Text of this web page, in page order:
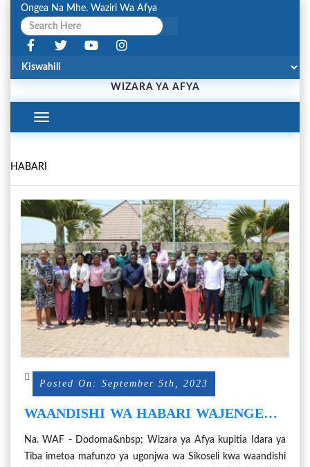
Ongea Na Mhe. Waziri Wa Afya
WIZARA YA AFYA
Toggle
Navigation
HABARI
Posted On: September 5th, 2023
WAANDISHI WA HABARI WAJENGEWA
SIKOSELI
Na. WAF - Dodoma&nbsp; Wizara ya Afya kupitia Idara ya
Tiba imetoa mafunzo ya ugonjwa wa Sikoseli kwa waandishi